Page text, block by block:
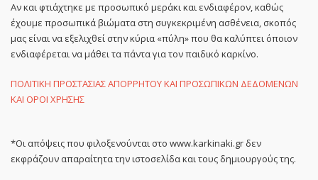
Αν και φτιάχτηκε με προσωπικό μεράκι και ενδιαφέρον, καθώς
έχουμε προσωπικά βιώματα στη συγκεκριμένη ασθένεια, σκοπός
μας είναι να εξελιχθεί στην κύρια «πύλη» που θα καλύπτει όποιον
ενδιαφέρεται να μάθει τα πάντα για τον παιδικό καρκίνο.
ΠΟΛΙΤΙΚΗ ΠΡΟΣΤΑΣΙΑΣ ΑΠΟΡΡΗΤΟΥ ΚΑΙ ΠΡΟΣΩΠΙΚΩΝ ΔΕΔΟΜΕΝΩΝ
ΚΑΙ ΟΡΟΙ ΧΡΗΣΗΣ
*Οι απόψεις που φιλοξενούνται στο www.karkinaki.gr δεν
εκφράζουν απαραίτητα την ιστοσελίδα και τους δημιουργούς της.